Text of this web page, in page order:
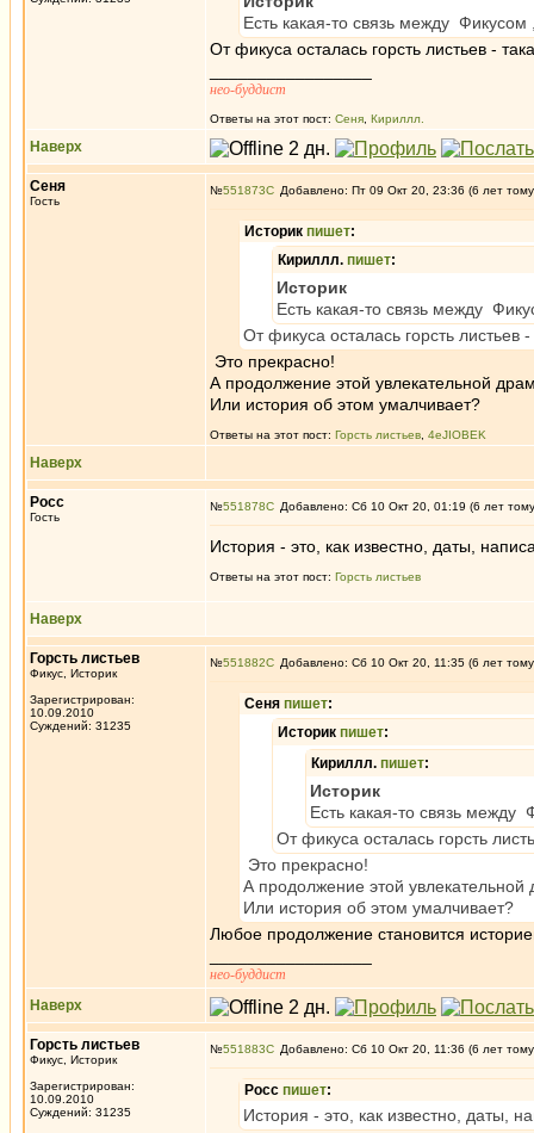
Есть какая-то связь между
От фикуса осталась горсть листьев -
нео-буддист
Ответы на этот пост: Сеня Кириллл.
Наверх
Сеня
Гость
№551873 Добавлено: Пт 09 Окт 20, 23:36 (6 лет
Историк пишет:
Кириллл. пишет:
Историк
Есть какая-то связь между
От фикуса осталась горсть листьев
Это прекрасно!
А продолжение этой увлекательной
Или история об этом умалчивает?
Ответы на этот пост: Горсть листьев 4eJIOBEK
Наверх
Росс
Гость
№551878 Добавлено: Сб 10 Окт 20, 01:19 (6 лет
История - это, как известно, даты,
Ответы на этот пост: Горсть листьев
Наверх
Горсть листьев
Фикус, Историк
Зарегистрирован:
10.09.2010
Суждений: 31235
№551882 Добавлено: Сб 10 Окт 20, 11:35 (6 лет
Сеня пишет:
Историк пишет:
Кириллл. пишет:
Историк
Есть какая-то связь между
От фикуса осталась горсть
Это прекрасно!
А продолжение этой увлекательной
Или история об этом умалчивает?
Любое продолжение становится
нео-буддист
Наверх
Горсть листьев
Фикус, Историк
Зарегистрирован:
10.09.2010
Суждений: 31235
№551883 Добавлено: Сб 10 Окт 20, 11:36 (6 лет
Росс пишет:
История - это, как известно, даты,